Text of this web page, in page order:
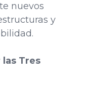
nuevos
y
Tres